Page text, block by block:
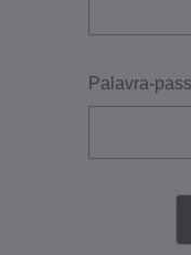
Palavra-